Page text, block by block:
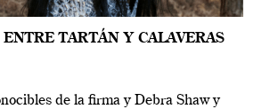
TARTÁN Y CALAVERAS
de la firma y Debra Shaw y